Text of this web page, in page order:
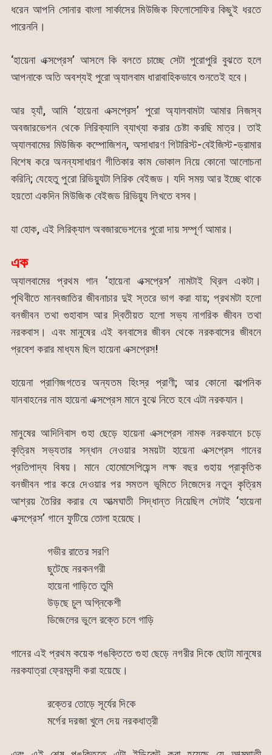
ধরেন আপনি সোনার বাংলা সার্কাসের মিউজিক ফিলোসোফির কিছুই ধরতে
পারেননি।
‘হায়েনা এক্সপ্রেস’ আসলে কি বলতে চাচ্ছে সেটা পুরোপুরি বুঝতে হলে
আপনাকে অতি অবশ্যই পুরো অ্যালবাম ধারাবাহিকভাবে শুনতেই হবে।
আর হ্যাঁ, আমি ‘হায়েনা এক্সপ্রেস’ পুরো অ্যালবামটা আমার নিজস্ব
অবজারভেশন থেকে লিরিক্যালি ব্যাখ্যা করার চেষ্টা করছি মাত্র। তাই
অ্যালবামের মিউজিক কম্পোজিশন, অসাধারণ গিটারিস্ট-বেইজিস্ট-ড্রামার
বিশেষ করে অনন্যসাধারণ গীতিকার কাম ভোকাল নিয়ে কোনো আলোচনা
করিনি; যেহেতু পুরো রিভিয়্যুটা লিরিক বেইজড। যদি সময় আর ইচ্ছে থাকে
হয়তো একদিন মিউজিক বেইজড রিভিয়্যু লিখতে বসব।
যা হোক, এই লিরিক্যাল অবজারভেশনের পুরো দায় সম্পূর্ণ আমার।
এক
অ্যালবামের প্রথম গান ‘হায়েনা এক্সপ্রেস’ নামটাই থ্রিল একটা।
পৃথিবীতে মানবজাতির জীবনাচার দুই স্তরে ভাগ করা যায়; প্রথমটা হলো
বনজীবন তথা গুহাবাস আর দ্বিতীয়ত হলো সভ্য নাগরিক জীবন তথা
নরকবাস। এবং মানুষের এই বনবাসের জীবন থেকে নরকবাসের জীবনে
প্রবেশ করার মাধ্যম ছিল হায়েনা এক্সপ্রেস!
হায়েনা প্রাণিজগতের অন্যতম হিংস্র প্রাণী; আর কোনো কাল্পনিক
যানবাহনের নাম হায়েনা এক্সপ্রেস মানে বুঝে নিতে হবে এটা নরকযান।
মানুষের আদিনিবাস গুহা ছেড়ে হায়েনা এক্সপ্রেস নামক নরকযানে চড়ে
কৃত্রিম সভ্যতার সন্ধান নেওয়ার সময়টা হায়েনা এক্সপ্রেস গানের
প্রতিপাদ্য বিষয়। মানে হোমোসেপিয়েন্স লক্ষ বছর গুহায় প্রাকৃতিক
বনজীবন পার করে দেওয়ার পর সমতল ভূমিতে নিজেদের নতুন কৃত্রিম
আশ্রয় তৈরির করার যে আত্মঘাতী সিদ্ধান্ত নিয়েছিল সেটাই ‘হায়েনা
এক্সপ্রেস’ গানে ফুটিয়ে তোলা হয়েছে।
গভীর রাতের সরণি
ছুটেছে নরকনগরী
হায়েনা গাড়িতে তুমি
উড়ছে চুল অগ্নিকেশী
ডিজেলের ভুলে রক্তে চলে গাড়ি
গানের এই প্রথম কয়েক পঙক্তিতে গুহা ছেড়ে নগরীর দিকে ছোটা মানুষের
নরকযাত্রা ফ্রেমবন্দী করা হয়েছে।
রক্তের তোড়ে সূর্যের দিকে
মর্গের দরজা খুলে দেয় নরকধাত্রী